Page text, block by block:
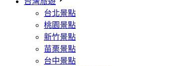
台北景點
桃園景點
新竹景點
苗栗景點
台中景點